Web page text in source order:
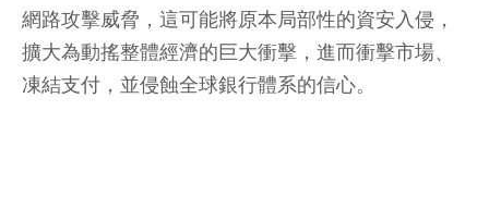
網路攻擊威脅，這可能將原本局部性的資安入侵，
擴大為動搖整體經濟的巨大衝擊，進而衝擊市場、
凍結支付，並侵蝕全球銀行體系的信心。